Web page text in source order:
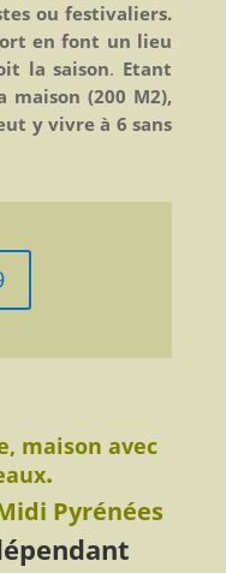
ou festivaliers.
en font un lieu
la saison. Etant
(200 M2),
y vivre à 6 sans
maison avec
.
Pyrénées